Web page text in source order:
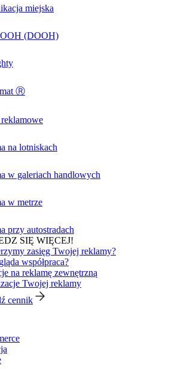
miejska
(DOOH)
Ⓡ
na lotniskach
w galeriach handlowych
w metrze
przy autostradach
SIĘ WIĘCEJ!
zasięg Twojej reklamy?
współpraca?
na reklamę zewnętrzną
Twojej reklamy
cennik